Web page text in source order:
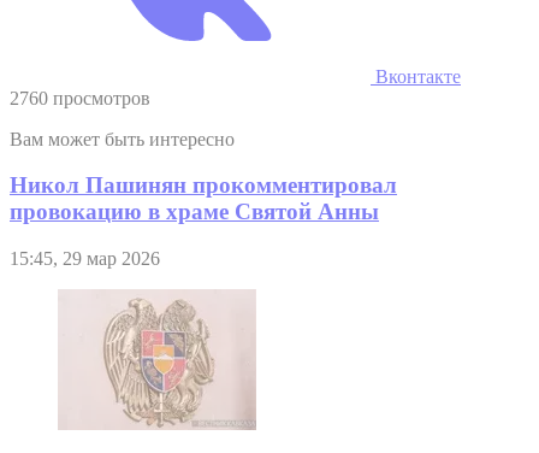
Вконтакте
2760 просмотров
Вам может быть интересно
Никол Пашинян прокомментировал
провокацию в храме Святой Анны
15:45, 29 мар 2026